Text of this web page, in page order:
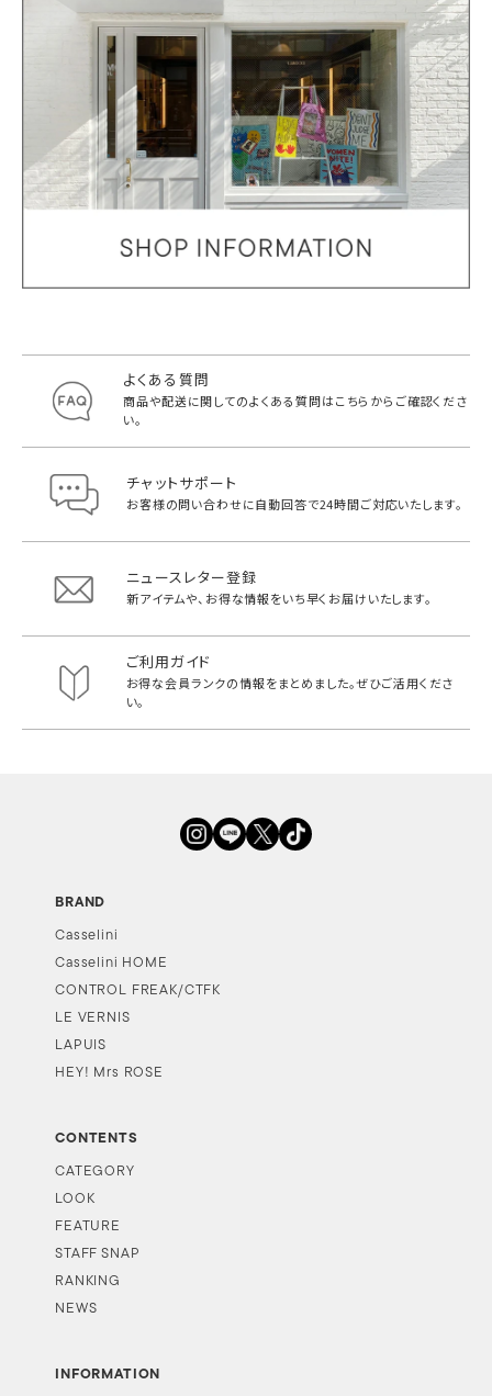
よくある質問
商品や配送に関してのよくある質問はこちらからご確認くださ
い。
チャットサポート
お客様の問い合わせに自動回答で24時間ご対応いたします。
ニュースレター登録
新アイテムや、お得な情報をいち早く お届けいたします。
ご利用ガイド
お得な会員ランクの情報をまとめました。ぜひご活用くださ
い。
BRAND
Casselini
Casselini HOME
CONTROL FREAK/CTFK
LE VERNIS
LAPUIS
HEY! Mrs ROSE
CONTENTS
CATEGORY
LOOK
FEATURE
STAFF SNAP
RANKING
NEWS
INFORMATION